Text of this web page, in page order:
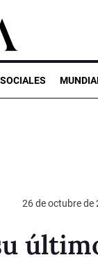
SOCIALES
26 de octubre de